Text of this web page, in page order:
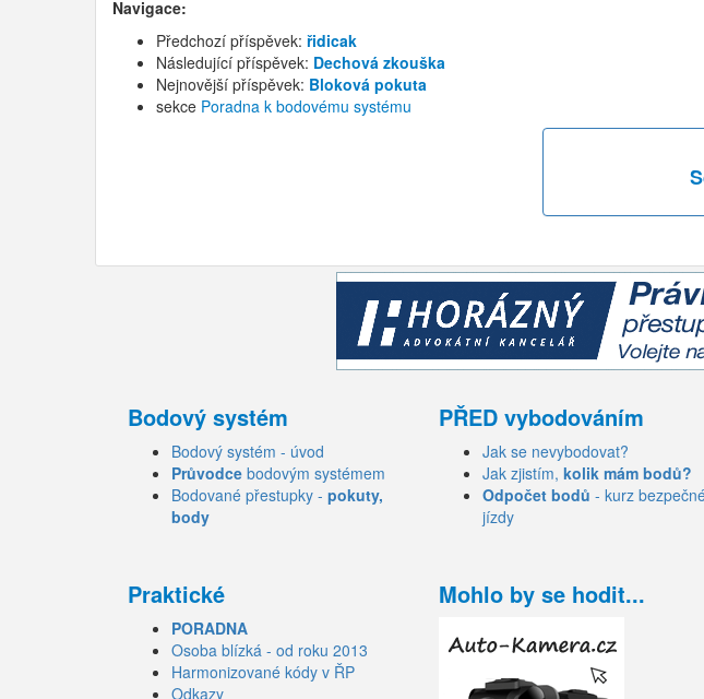
Navigace:
Předchozí příspěvek: řidicak
Následující příspěvek: Dechová zkouška
Nejnovější příspěvek: Bloková pokuta
sekce Poradna k bodovému systému
Bodový systém
Bodový systém - úvod
Průvodce bodovým systémem
Bodované přestupky - pokuty,
body
PŘED vybodováním
Jak se nevybodovat?
Jak zjistím, kolik mám bodů?
Odpočet bodů - kurz
jízdy
Praktické
PORADNA
Osoba blízká - od roku 2013
Harmonizované kódy v ŘP
Odkazy
Mohlo by se hodit...